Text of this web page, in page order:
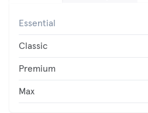
Essential
Classic
Premium
Max